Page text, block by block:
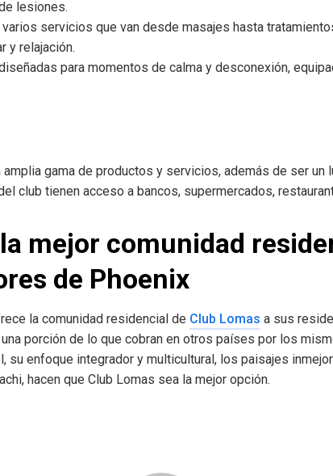
lesiones.
servicios que van desde masajes hasta
y relajación.
para momentos de calma y desconexión,
amplia gama de productos y servicios, además de ser un
club tienen acceso a bancos, supermercados,
mejor comunidad
de Phoenix
la comunidad residencial de Club Lomas a sus
porción de lo que cobran en otros países por los
su enfoque integrador y multicultural, los paisajes
hacen que Club Lomas sea la mejor opción.